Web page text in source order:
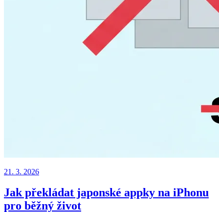
21. 3. 2026
Jak překládat japonské appky na iPhonu
pro běžný život